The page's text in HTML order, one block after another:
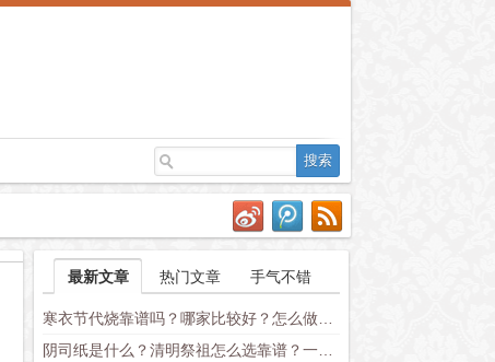
最新文章 热门文章 手气不错